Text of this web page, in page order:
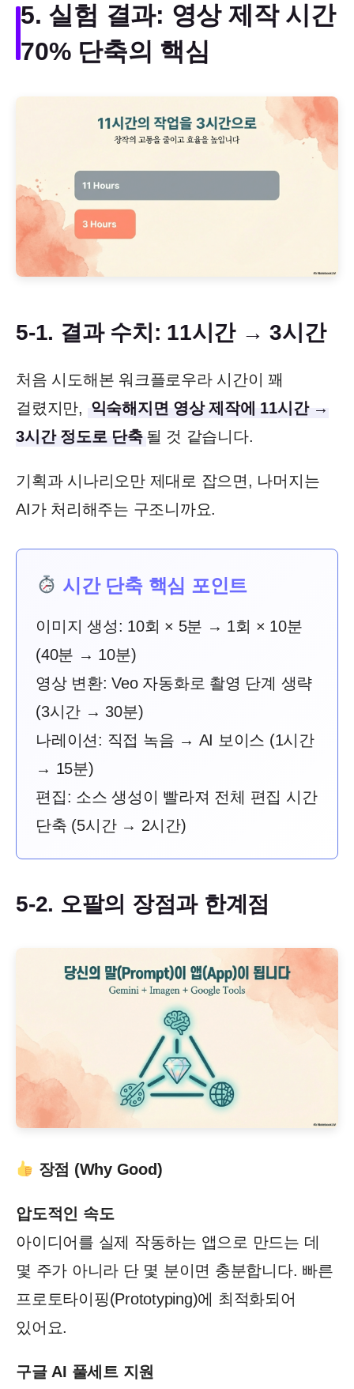
5. 실험 결과: 영상 제작 시간
70% 단축의 핵심
5-1. 결과 수치: 11시간 → 3시간
처음 시도해본 워크플로우라 시간이 꽤
걸렸지만, 익숙해지면 영상 제작에 11시간 →
3시간 정도로 단축 될 것 같습니다.
기획과 시나리오만 제대로 잡으면, 나머지는
AI가 처리해주는 구조니까요.
시간 단축 핵심 포인트
이미지 생성: 10회 × 5분 → 1회 × 10분
(40분 → 10분)
영상 변환: Veo 자동화로 촬영 단계 생략
(3시간 → 30분)
나레이션: 직접 녹음 → AI 보이스 (1시간
→ 15분)
편집: 소스 생성이 빨라져 전체 편집 시간
단축 (5시간 → 2시간)
5-2. 오팔의 장점과 한계점
장점 (Why Good)
압도적인 속도
아이디어를 실제 작동하는 앱으로 만드는 데
몇 주가 아니라 단 몇 분이면 충분합니다. 빠른
프로토타이핑(Prototyping)에 최적화되어
있어요.
구글 AI 풀세트 지원